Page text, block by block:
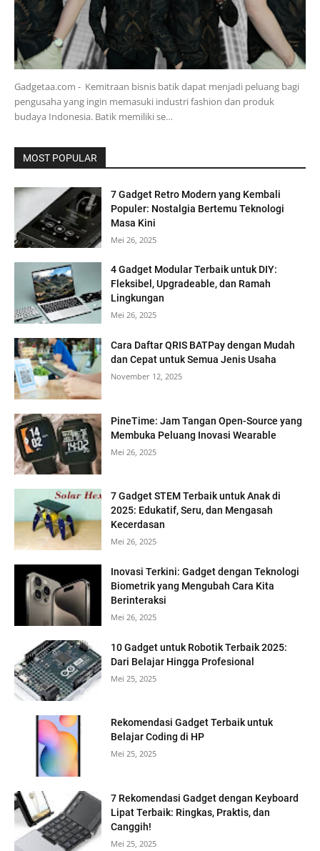
Gadgetaa.com - Kemitraan bisnis batik dapat menjadi peluang bagi
pengusaha yang ingin memasuki industri fashion dan produk
budaya Indonesia. Batik memiliki se…
MOST POPULAR
7 Gadget Retro Modern yang Kembali
Populer: Nostalgia Bertemu Teknologi
Masa Kini
Mei 26, 2025
4 Gadget Modular Terbaik untuk DIY:
Fleksibel, Upgradeable, dan Ramah
Lingkungan
Mei 26, 2025
Cara Daftar QRIS BATPay dengan Mudah
dan Cepat untuk Semua Jenis Usaha
November 12, 2025
PineTime: Jam Tangan Open-Source yang
Membuka Peluang Inovasi Wearable
Mei 26, 2025
7 Gadget STEM Terbaik untuk Anak di
2025: Edukatif, Seru, dan Mengasah
Kecerdasan
Mei 26, 2025
Inovasi Terkini: Gadget dengan Teknologi
Biometrik yang Mengubah Cara Kita
Berinteraksi
Mei 26, 2025
10 Gadget untuk Robotik Terbaik 2025:
Dari Belajar Hingga Profesional
Mei 25, 2025
Rekomendasi Gadget Terbaik untuk
Belajar Coding di HP
Mei 25, 2025
7 Rekomendasi Gadget dengan Keyboard
Lipat Terbaik: Ringkas, Praktis, dan
Canggih!
Mei 25, 2025